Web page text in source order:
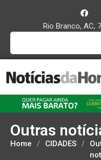
Rio Branco, AC,
Outras
Home / CIDADES /